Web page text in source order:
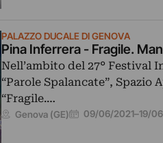
PALAZZO DUCALE DI GENOVA
Pina Inferrera - Fragile.
Nell’ambito del 27° Festival
“Parole Spalancate”, Spazio
“Fragile.…
Genova (GE) 09/06/2021–19/